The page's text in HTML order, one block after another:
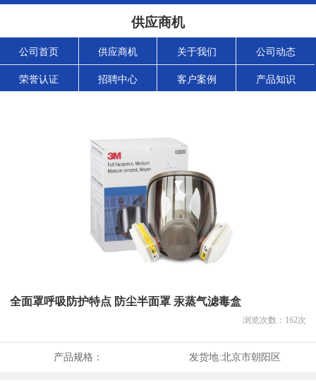
供应商机
公司首页 供应商机 关于我们 公司动态
荣誉认证 招聘中心 客户案例 产品知识
全面罩呼吸防护特点 防尘半面罩 汞蒸气滤毒盒
浏览次数： 162次
产品规格： 发货地:北京市朝阳区